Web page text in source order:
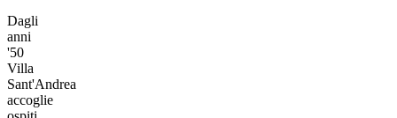
Dagli
anni
'50
Villa
Sant'Andrea
accoglie